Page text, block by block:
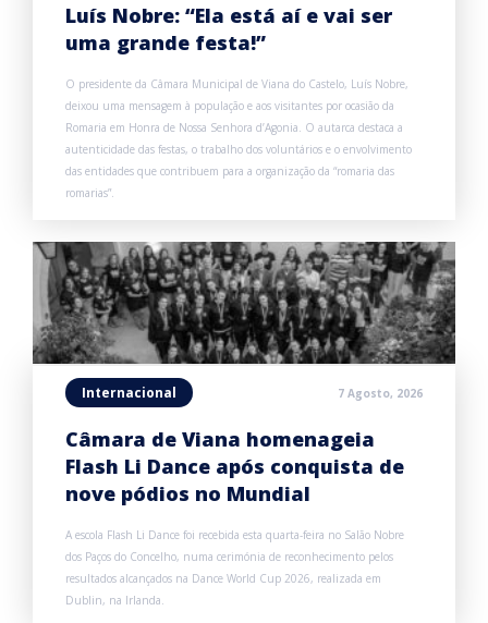
Luís Nobre: “Ela está aí e vai ser
uma grande festa!”
O presidente da Câmara Municipal de Viana do Castelo, Luís Nobre,
deixou uma mensagem à população e aos visitantes por ocasião da
Romaria em Honra de Nossa Senhora d’Agonia. O autarca destaca a
autenticidade das festas, o trabalho dos voluntários e o envolvimento
das entidades que contribuem para a organização da “romaria das
romarias”.
Internacional 7 Agosto, 2026
Câmara de Viana homenageia
Flash Li Dance após conquista de
nove pódios no Mundial
A escola Flash Li Dance foi recebida esta quarta-feira no Salão Nobre
dos Paços do Concelho, numa cerimónia de reconhecimento pelos
resultados alcançados na Dance World Cup 2026, realizada em
Dublin, na Irlanda.